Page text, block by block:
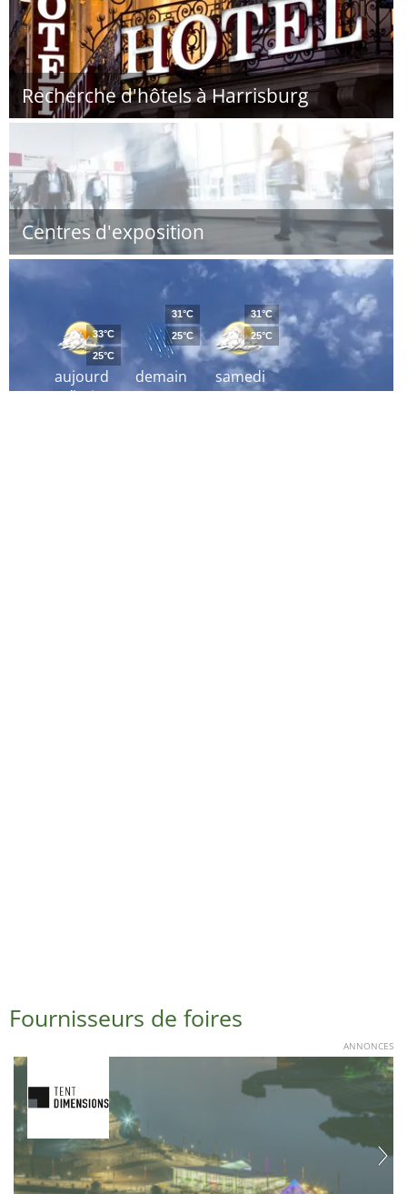
Recherche d'hôtels à Harrisburg
Centres d'exposition
aujourd
´hui
33°C
25°C
demain
31°C
25°C
samedi
31°C
25°C
Fournisseurs de foires
ANNONCES